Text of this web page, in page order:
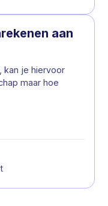
aan
kan je hiervoor
maar hoe